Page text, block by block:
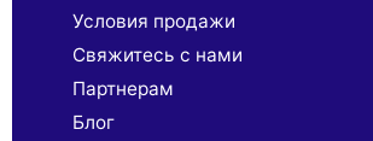
Условия продажи
Свяжитесь с нами
Партнерaм
Блог